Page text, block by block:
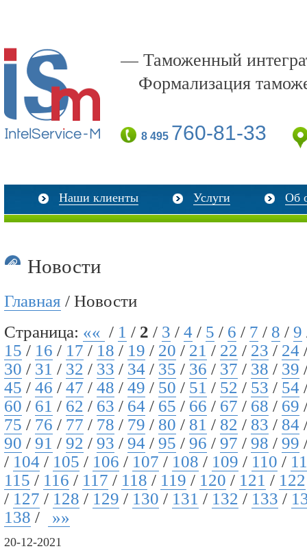
— Таможенный
Формализация
8 495 760-81-33
Наши клиенты Услуги Об
Новости
Главная / Новости
Страница: «« / 1 / 2 / 3 / 4 / 5 / 6 / 7 / 8 / 9
15 / 16 / 17 / 18 / 19 / 20 / 21 / 22 / 23 / 24
30 / 31 / 32 / 33 / 34 / 35 / 36 / 37 / 38 / 39
45 / 46 / 47 / 48 / 49 / 50 / 51 / 52 / 53 / 54
60 / 61 / 62 / 63 / 64 / 65 / 66 / 67 / 68 / 69
75 / 76 / 77 / 78 / 79 / 80 / 81 / 82 / 83 / 84
90 / 91 / 92 / 93 / 94 / 95 / 96 / 97 / 98 / 99
/ 104 / 105 / 106 / 107 / 108 / 109 / 110 /
115 / 116 / 117 / 118 / 119 / 120 / 121 / 122
/ 127 / 128 / 129 / 130 / 131 / 132 / 133 /
138 / »»
20-12-2021